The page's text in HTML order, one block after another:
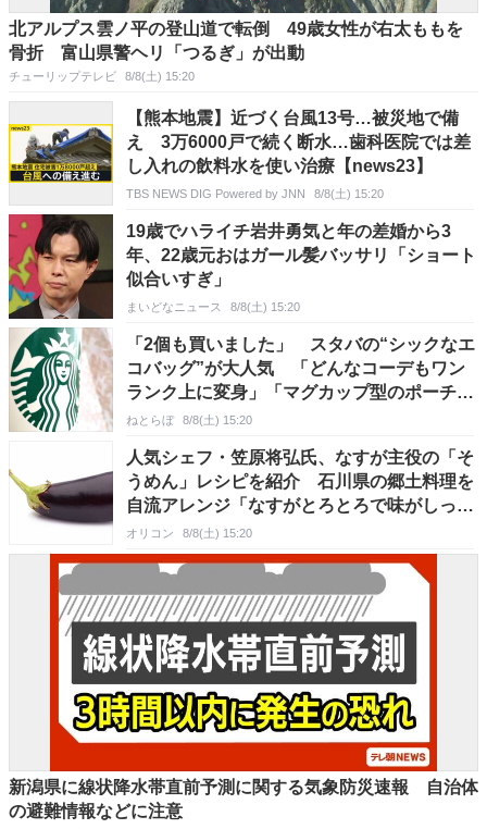
北アルプス雲ノ平の登山道で転倒 49歳女性が右太ももを
骨折 富山県警ヘリ「つるぎ」が出動
チューリップテレビ 8/8(土) 15:20
【熊本地震】近づく台風13号…被災地で備
え 3万6000戸で続く断水…歯科医院では差
し入れの飲料水を使い治療【news23】
TBS NEWS DIG Powered by JNN 8/8(土) 15:20
19歳でハライチ岩井勇気と年の差婚から3
年、22歳元おはガール髪バッサリ「ショート
似合いすぎ」
まいどなニュース 8/8(土) 15:20
「2個も買いました」 スタバの“シックなエ
コバッグ”が大人気 「どんなコーデもワン
ランク上に変身」「マグカップ型のポーチも
可愛い」「たくさん入れても肩が痛くならな
ねとらぼ 8/8(土) 15:20
人気シェフ・笠原将弘氏、なすが主役の「そ
うめん」レシピを紹介 石川県の郷土料理を
自流アレンジ「なすがとろとろで味がしっか
り染みてて最高」
オリコン 8/8(土) 15:20
新潟県に線状降水帯直前予測に関する気象防災速報 自治体
の避難情報などに注意